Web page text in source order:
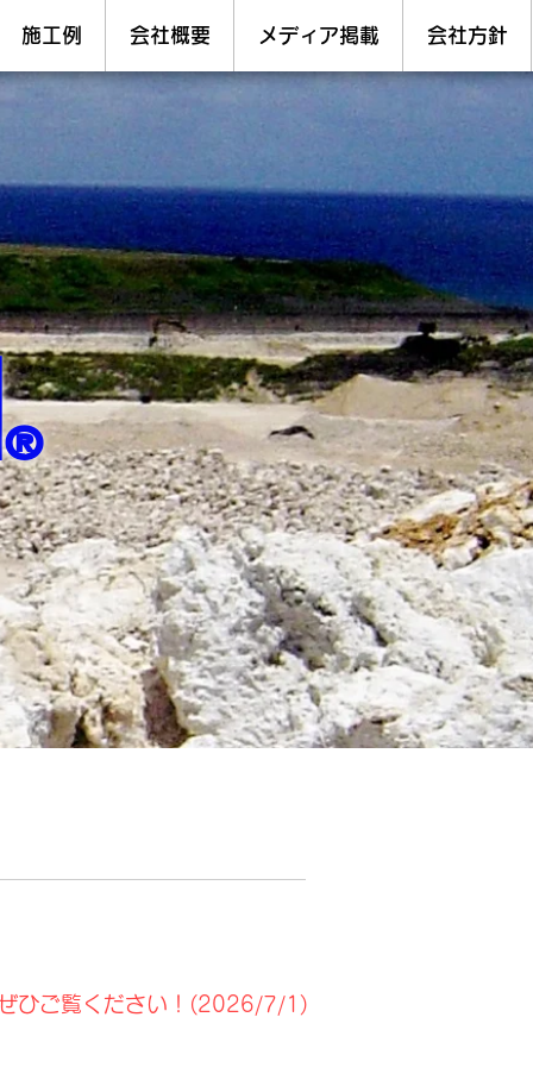
施工例 会社概要 メディア掲載 会社方針
®
ひご覧ください！(2026/7/1)